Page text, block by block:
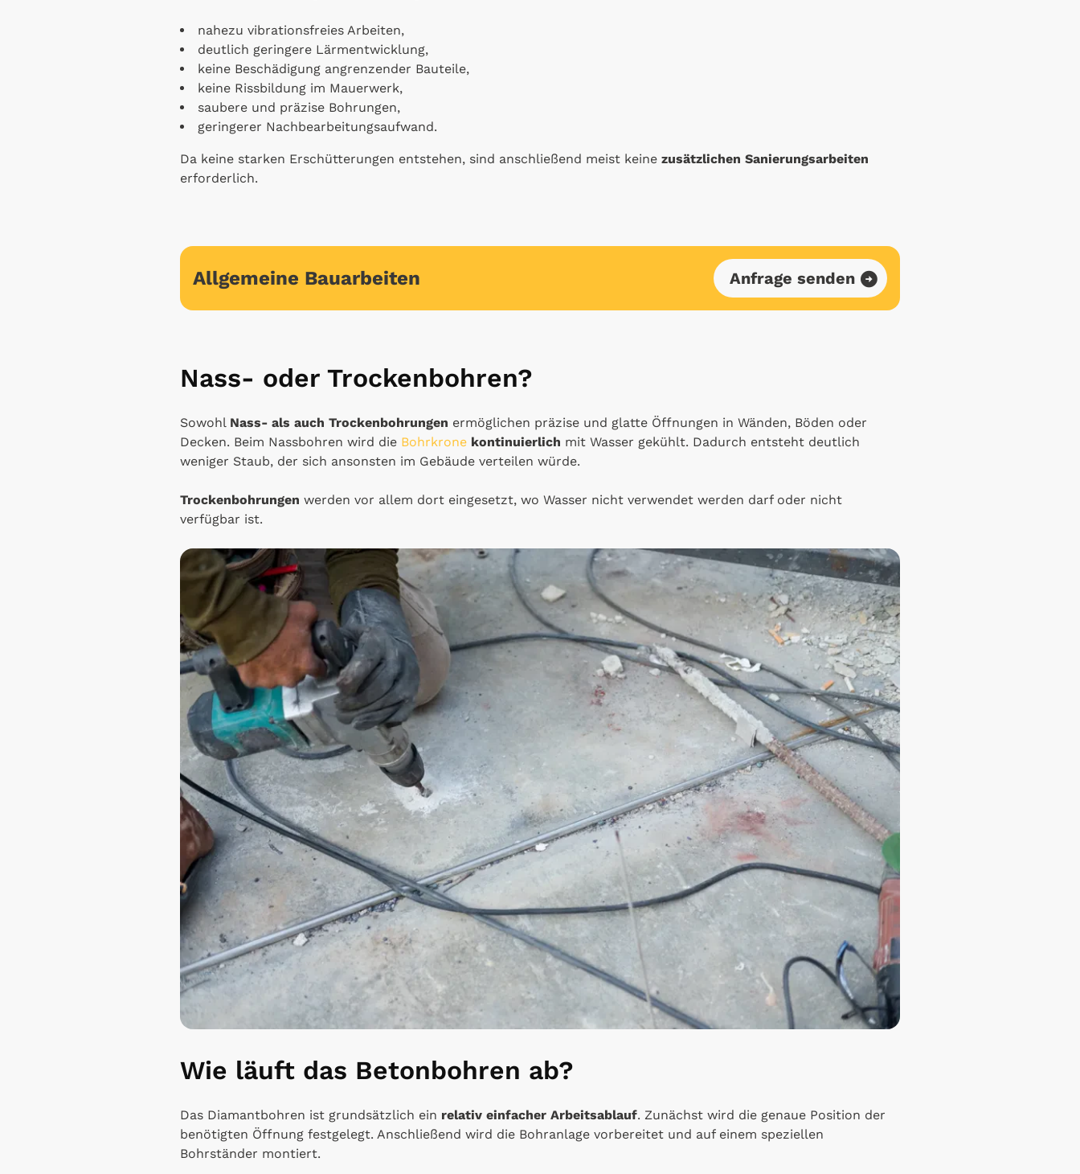
nahezu vibrationsfreies Arbeiten,
deutlich geringere Lärmentwicklung,
keine Beschädigung angrenzender Bauteile,
keine Rissbildung im Mauerwerk,
saubere und präzise Bohrungen,
geringerer Nachbearbeitungsaufwand.
Da keine starken Erschütterungen entstehen, sind anschließend meist keine zusätzlichen Sanierungsarbeiten
erforderlich.
Allgemeine Bauarbeiten Anfrage senden
Nass- oder Trockenbohren?
Sowohl Nass- als auch Trockenbohrungen ermöglichen präzise und glatte Öffnungen in Wänden, Böden oder
Decken. Beim Nassbohren wird die Bohrkrone kontinuierlich mit Wasser gekühlt. Dadurch entsteht deutlich
weniger Staub, der sich ansonsten im Gebäude verteilen würde.
Trockenbohrungen werden vor allem dort eingesetzt, wo Wasser nicht verwendet werden darf oder nicht
verfügbar ist.
Wie läuft das Betonbohren ab?
Das Diamantbohren ist grundsätzlich ein relativ einfacher Arbeitsablauf. Zunächst wird die genaue Position der
benötigten Öffnung festgelegt. Anschließend wird die Bohranlage vorbereitet und auf einem speziellen
Bohrständer montiert.